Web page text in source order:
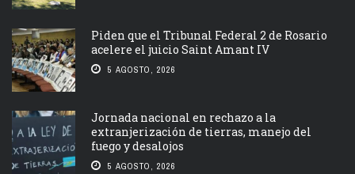
Piden que el Tribunal Federal 2 de Rosario
acelere el juicio Saint Amant IV
5 AGOSTO, 2026
Jornada nacional en rechazo a la
extranjerización de tierras, manejo del
fuego y desalojos
5 AGOSTO, 2026